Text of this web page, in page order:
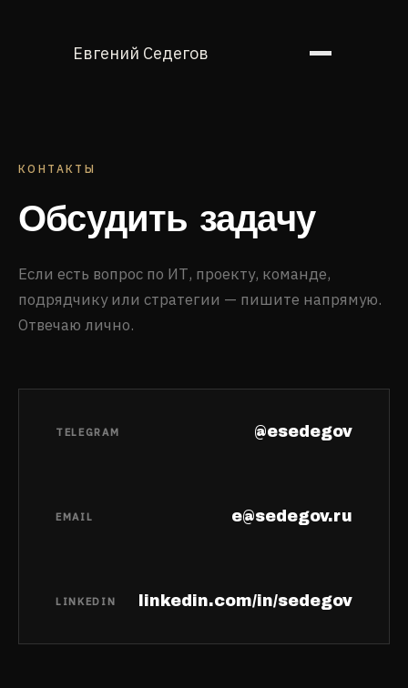
Евгений Седегов
КОНТАКТЫ
Обсудить задачу
Если есть вопрос по ИТ, проекту, команде,
подрядчику или стратегии — пишите напрямую.
Отвечаю лично.
TELEGRAM @esedegov
EMAIL e@sedegov.ru
LINKEDIN linkedin.com/in/sedegov